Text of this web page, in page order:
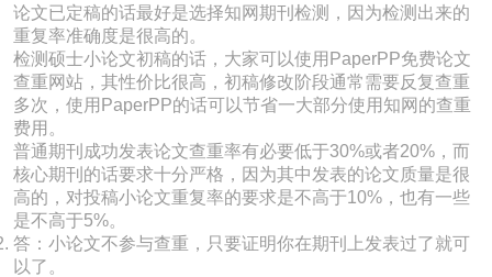
论文已定稿的话最好是选择知网期刊检测，因为检测出来的
重复率准确度是很高的。
检测硕士小论文初稿的话，大家可以使用PaperPP免费论文
查重网站，其性价比很高，初稿修改阶段通常需要反复查重
多次，使用PaperPP的话可以节省一大部分使用知网的查重
费用。
普通期刊成功发表论文查重率有必要低于30%或者20%，而
核心期刊的话要求十分严格，因为其中发表的论文质量是很
高的，对投稿小论文重复率的要求是不高于10%，也有一些
是不高于5%。
答：小论文不参与查重，只要证明你在期刊上发表过了就可
以了。